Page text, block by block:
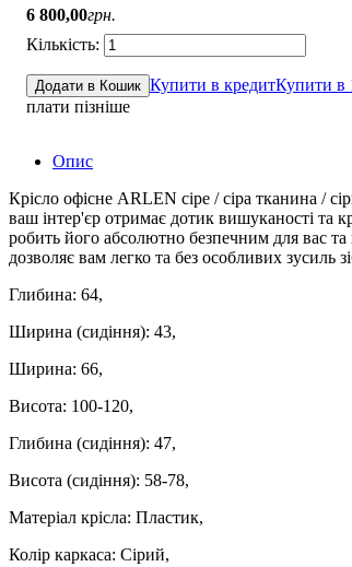
6 800,00грн.
Додати в Кошик Купити в кредитКупити в
плати пізніше
Опис
Крісло офісне ARLEN сіре / сіра тканина /
ваш інтер'єр отримає дотик вишуканості та
робить його абсолютно безпечним для вас
дозволяє вам легко та без особливих зусиль
Глибина: 64,
Ширина (сидіння): 43,
Ширина: 66,
Висота: 100-120,
Глибина (сидіння): 47,
Висота (сидіння): 58-78,
Матеріал крісла: Пластик,
Колір каркаса: Сірий,